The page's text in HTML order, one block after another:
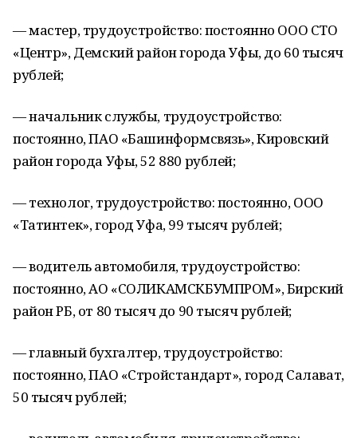
— мастер, трудоустройство: постоянно ООО СТО
«Центр», Демский район города Уфы, до 60 тысяч
рублей;
— начальник службы, трудоустройство:
постоянно, ПАО «Башинформсвязь», Кировский
район города Уфы, 52 880 рублей;
— технолог, трудоустройство: постоянно, ООО
«Татинтек», город Уфа, 99 тысяч рублей;
— водитель автомобиля, трудоустройство:
постоянно, АО «СОЛИКАМСКБУМПРОМ», Бирский
район РБ, от 80 тысяч до 90 тысяч рублей;
— главный бухгалтер, трудоустройство:
постоянно, ПАО «Стройстандарт», город Салават,
50 тысяч рублей;